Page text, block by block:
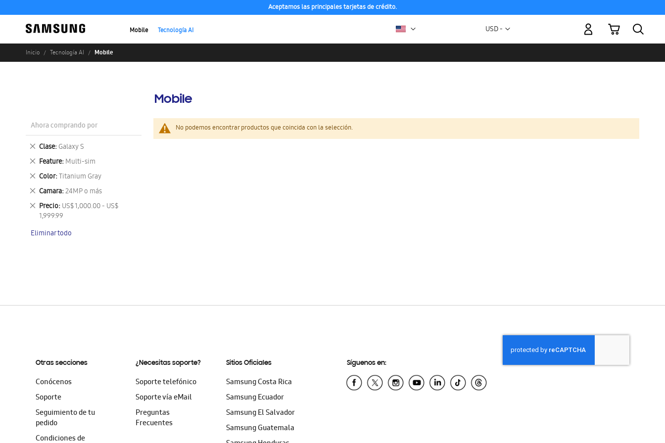
Aceptamos las principales tarjetas de crédito.
Mobile Tecnología AI Moneda
USD -
Mi carrito
Inicio Tecnología AI Mobile
Mobile
No podemos encontrar productos que coincida con la selección.
Ahora comprando por
Clase Galaxy S
Eliminar
este
artículo
Feature Multi-sim
Eliminar
este
artículo
Color Titanium Gray
Eliminar
este
artículo
Camara 24MP o más
Eliminar
este
artículo
Precio US$ 1,000.00 - US$
1,999.99
Eliminar
este
Eliminar todo
Otras secciones
Conócenos
Soporte
Seguimiento de tu
pedido
Condiciones de
¿Necesitas soporte?
Soporte telefónico
Soporte vía eMail
Preguntas
Frecuentes
Sitios Oficiales
Samsung Costa Rica
Samsung Ecuador
Samsung El Salvador
Samsung Guatemala
Síguenos en: